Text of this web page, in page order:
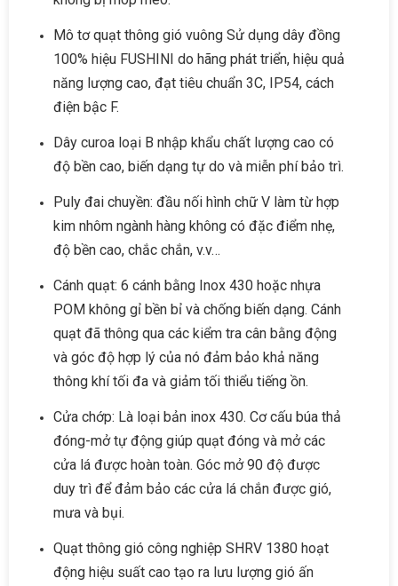
Mô tơ quạt thông gió vuông Sử dụng dây đồng
100% hiệu FUSHINI do hãng phát triển, hiệu quả
năng lượng cao, đạt tiêu chuẩn 3C, IP54, cách
điện bậc F.
Dây curoa loại B nhập khẩu chất lượng cao có
độ bền cao, biến dạng tự do và miễn phí bảo trì.
Puly đai chuyền: đầu nối hình chữ V làm từ hợp
kim nhôm ngành hàng không có đặc điểm nhẹ,
độ bền cao, chắc chắn, v.v…
Cánh quạt: 6 cánh bằng Inox 430 hoặc nhựa
POM không gỉ bền bỉ và chống biến dạng. Cánh
quạt đã thông qua các kiểm tra cân bằng động
và góc độ hợp lý của nó đảm bảo khả năng
thông khí tối đa và giảm tối thiểu tiếng ồn.
Cửa chớp: Là loại bản inox 430. Cơ cấu búa thả
đóng-mở tự động giúp quạt đóng và mở các
cửa lá được hoàn toàn. Góc mở 90 độ được
duy trì để đảm bảo các cửa lá chắn được gió,
mưa và bụi.
Quạt thông gió công nghiệp SHRV 1380 hoạt
động hiệu suất cao tạo ra lưu lượng gió ấn